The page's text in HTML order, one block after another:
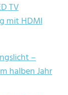
TV
mit HDMI
–
halben Jahr